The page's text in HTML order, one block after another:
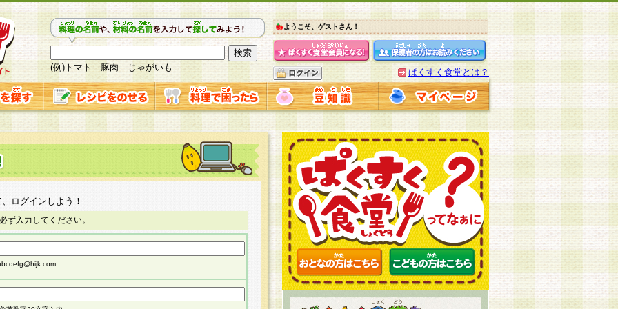
(例)トマト 豚肉 じゃがいも
ようこそ、ゲストさん！
ぱくすく食堂とは？
ログインしよう！
ず入力してください。